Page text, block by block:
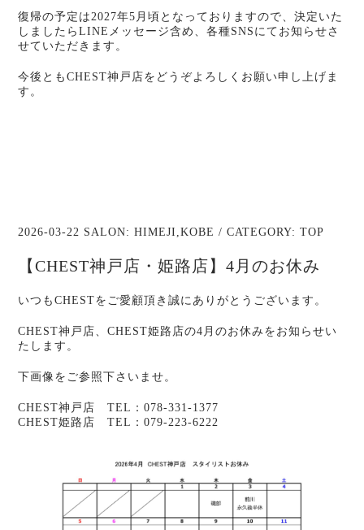
復帰の予定は2027年5月頃となっておりますので、決定いた
しましたらLINEメッセージ含め、各種SNSにてお知らせさ
せていただきます。
今後ともCHEST神戸店をどうぞよろしくお願い申し上げま
す。
2026-03-22 SALON:HIMEJI ,KOBE / CATEGORY:TOP
【CHEST神戸店・姫路店】4月のお休み
いつもCHESTをご愛顧頂き誠にありがとうございます。
CHEST神戸店、CHEST姫路店の4月のお休みをお知らせい
たします。
下画像をご参照下さいませ。
CHEST神戸店 TEL：078-331-1377
CHEST姫路店 TEL：079-223-6222